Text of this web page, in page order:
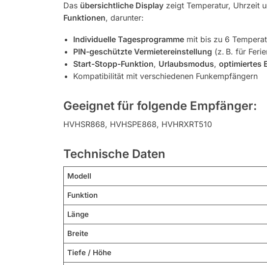
Das übersichtliche Displayzeigt Temperatur, Uhrzeit
Funktionen, darunter:
Individuelle Tagesprogrammemit bis zu 6
PIN-geschützte Vermietereinstellung (z. B. für
Start-Stopp-Funktion, Urlaubsmodus, optimiertes
Kompatibilität mit verschiedenen Funkempfängern
Geeignet für folgende Empfänger:
HVHSR868, HVHSPE868, HVHRXRT510
Technische Daten
Modell
Funktion
Länge
Breite
Tiefe / Höhe